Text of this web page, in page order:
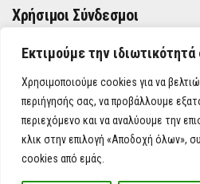
Εκτιμούμε την ιδιωτικότητά
Χρησιμοποιούμε cookies για να
περιήγησής σας, να προβάλλουμε
περιεχόμενο και να αναλύουμε την
κλικ στην επιλογή «Αποδοχή όλων»,
cookies από εμάς.
Χρήσιμοι Σύνδεσμοι
ΌΡΟΙ ΧΡΉΣΗΣ
ΠΟΛΙΤΙΚΉ ΑΠΟΡΡΉΤΟΥ